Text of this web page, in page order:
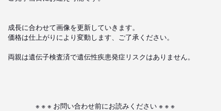
成長に合わせて画像を更新していきます。
価格は仕上がりにより変動します、ご了承ください。
両親は遺伝子検査済で遺伝性疾患発症リスクはありません。
※ ※ ※ お問い合わせ前にお読みください ※ ※ ※